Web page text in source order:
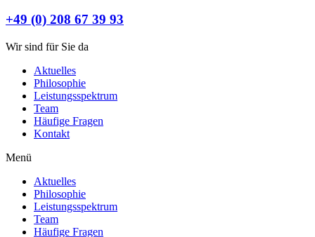
+49 (0) 208 67 39 93
Wir sind für Sie da
Aktuelles
Philosophie
Leistungsspektrum
Team
Häufige Fragen
Kontakt
Menü
Aktuelles
Philosophie
Leistungsspektrum
Team
Häufige Fragen